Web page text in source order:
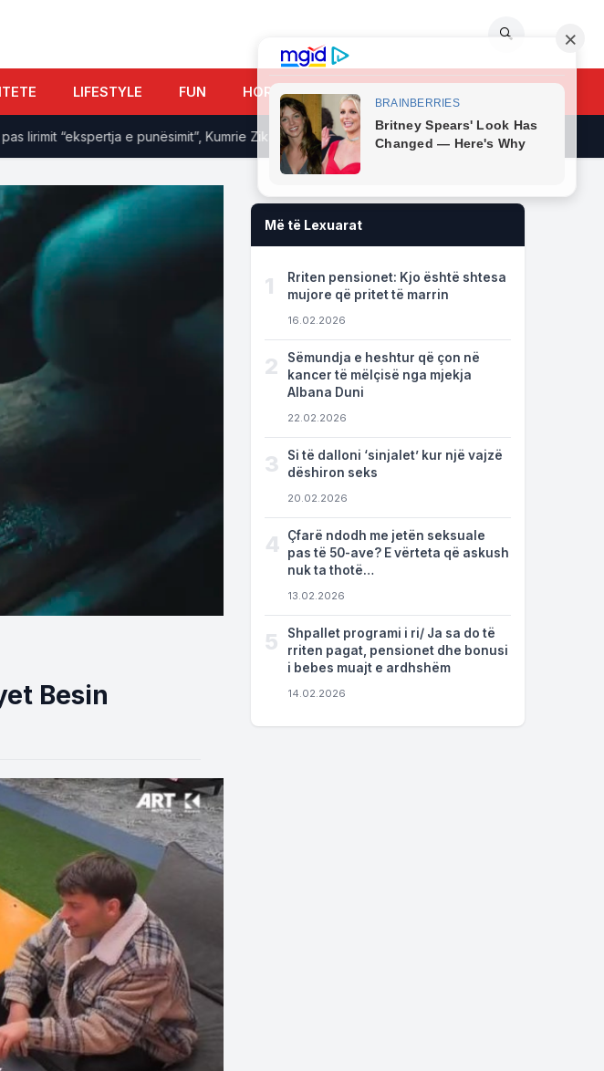
🔍
LIFESTYLE FUN HOROSKOPI
“ekspertja e punësimit”, Kumrie Zika nuk u “shqitet” exchange-ve, vjedh 5 mijë euro në…
Besin
Më të Lexuarat
1
Rriten pensionet: Kjo është shtesa
mujore që pritet të marrin
16.02.2026
2
Sëmundja e heshtur që çon në
kancer të mëlçisë nga mjekja
Albana Duni
22.02.2026
3
Si të dalloni ‘sinjalet’ kur një vajzë
dëshiron seks
20.02.2026
4
Çfarë ndodh me jetën seksuale
pas të 50-ave? E vërteta që askush
nuk ta thotë…
13.02.2026
5
Shpallet programi i ri/ Ja sa do të
rriten pagat, pensionet dhe bonusi
i bebes muajt e ardhshëm
14.02.2026